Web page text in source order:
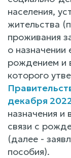
населения,
жительства
проживания
о назначении
рождением и
которого
декабря
назначения и
связи с
(далее -
пособия).